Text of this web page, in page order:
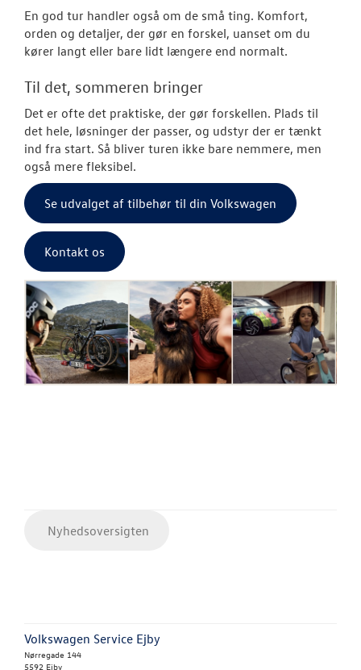
En god tur handler også om de små ting. Komfort,
orden og detaljer, der gør en forskel, uanset om du
kører langt eller bare lidt længere end normalt.
Til det, sommeren bringer
Det er ofte det praktiske, der gør forskellen. Plads til
det hele, løsninger der passer, og udstyr der er tænkt
ind fra start. Så bliver turen ikke bare nemmere, men
også mere fleksibel.
Se udvalget af tilbehør til din Volkswagen
Kontakt os
Nyhedsoversigten
Volkswagen Service Ejby
Nørregade 144
5592 Ejby